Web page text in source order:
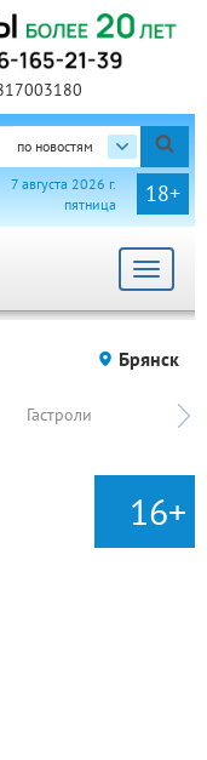
по новостям
18+
7 августа 2026 г.
пятница
Toggle
Брянск
Гастроли
16+